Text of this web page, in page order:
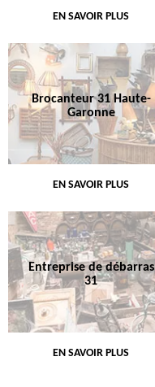
EN SAVOIR PLUS
Brocanteur 31 Haute-
Garonne
EN SAVOIR PLUS
Entreprise de débarras
31
EN SAVOIR PLUS